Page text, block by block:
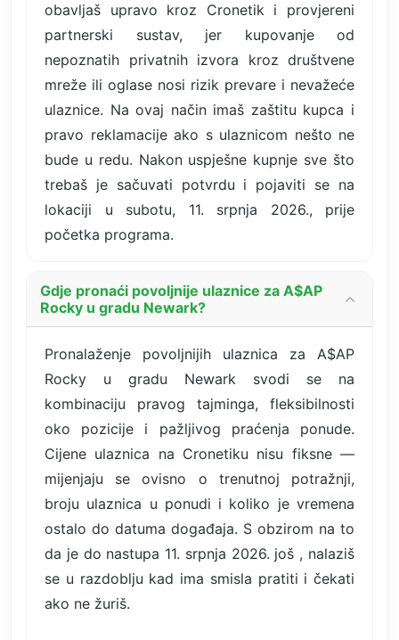
obavljaš upravo kroz Cronetik i provjereni
partnerski sustav, jer kupovanje od
nepoznatih privatnih izvora kroz društvene
mreže ili oglase nosi rizik prevare i nevažeće
ulaznice. Na ovaj način imaš zaštitu kupca i
pravo reklamacije ako s ulaznicom nešto ne
bude u redu. Nakon uspješne kupnje sve što
trebaš je sačuvati potvrdu i pojaviti se na
lokaciji u subotu, 11. srpnja 2026., prije
početka programa.
Gdje pronaći povoljnije ulaznice za A$AP
Rocky u gradu Newark?
Pronalaženje povoljnijih ulaznica za A$AP
Rocky u gradu Newark svodi se na
kombinaciju pravog tajminga, fleksibilnosti
oko pozicije i pažljivog praćenja ponude.
Cijene ulaznica na Cronetiku nisu fiksne —
mijenjaju se ovisno o trenutnoj potražnji,
broju ulaznica u ponudi i koliko je vremena
ostalo do datuma događaja. S obzirom na to
da je do nastupa 11. srpnja 2026. još , nalaziš
se u razdoblju kad ima smisla pratiti i čekati
ako ne žuriš.